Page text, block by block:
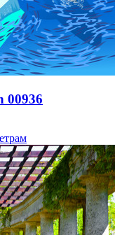
00936